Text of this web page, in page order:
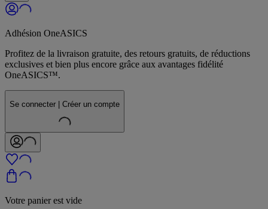
Adhésion OneASICS
Profitez de la livraison gratuite, des retours gratuits, de réductions
exclusives et bien plus encore grâce aux avantages fidélité
OneASICS™.
Se connecter | Créer un compte
Votre panier est vide